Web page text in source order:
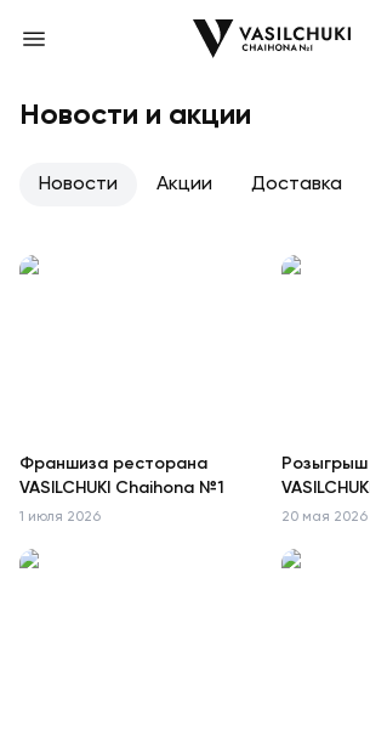
Новости и акции
Новости Акции Доставка
Франшиза ресторана
VASILCHUKI Chaihona №1
1 июля 2026 20 мая 2026